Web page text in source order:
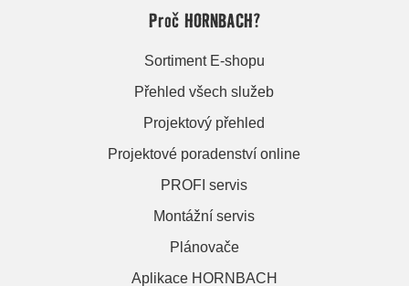
Proč HORNBACH?
Sortiment E-shopu
Přehled všech služeb
Projektový přehled
Projektové poradenství online
PROFI servis
Montážní servis
Plánovače
Aplikace HORNBACH